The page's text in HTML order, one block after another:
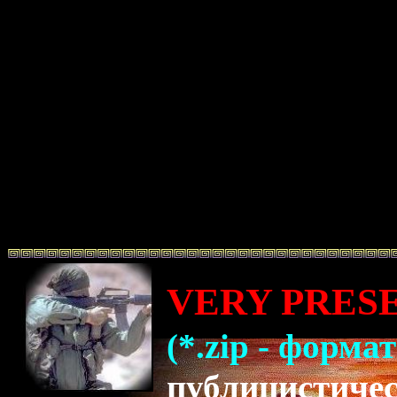
VERY
(*.zip -